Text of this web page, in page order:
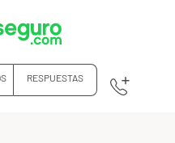
RESPUESTAS